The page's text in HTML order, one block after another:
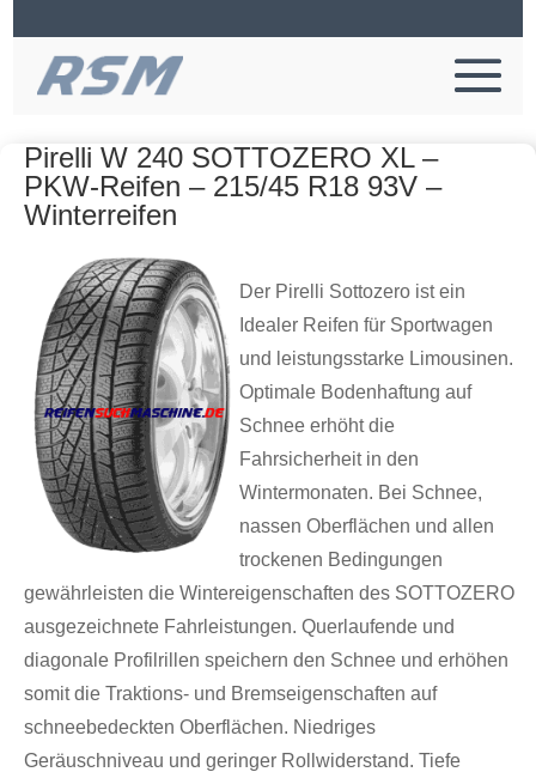
Pirelli W 240 SOTTOZERO XL –
PKW-Reifen – 215/45 R18 93V –
Winterreifen
Der Pirelli Sottozero ist ein
Idealer Reifen für Sportwagen
und leistungsstarke Limousinen.
Optimale Bodenhaftung auf
Schnee erhöht die
Fahrsicherheit in den
Wintermonaten. Bei Schnee,
nassen Oberflächen und allen
trockenen Bedingungen
gewährleisten die Wintereigenschaften des SOTTOZERO
ausgezeichnete Fahrleistungen. Querlaufende und
diagonale Profilrillen speichern den Schnee und erhöhen
somit die Traktions- und Bremseigenschaften auf
schneebedeckten Oberflächen. Niedriges
Geräuschniveau und geringer Rollwiderstand. Tiefe